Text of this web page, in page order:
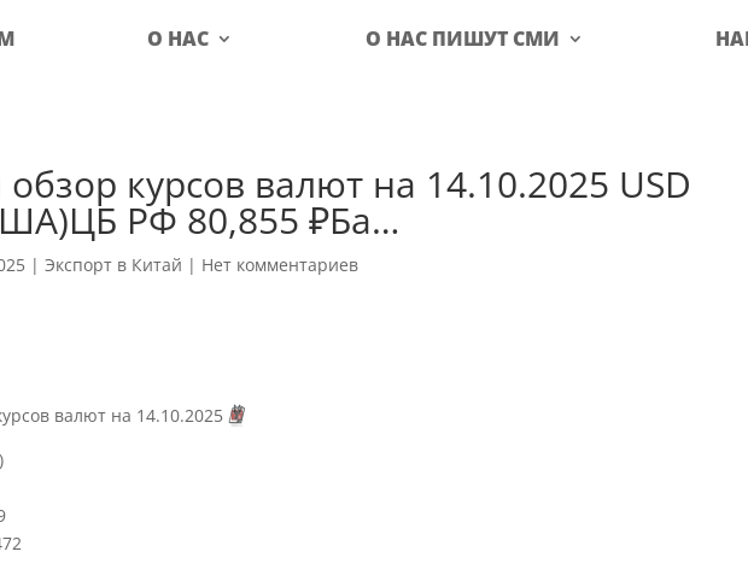
О НАС О НАС ПИШУТ СМИ
курсов валют на 14.10.2025 USD
РФ 80,855 ₽Ба…
|Экспорт в Китай | Нет комментариев
валют на 14.10.2025🗓